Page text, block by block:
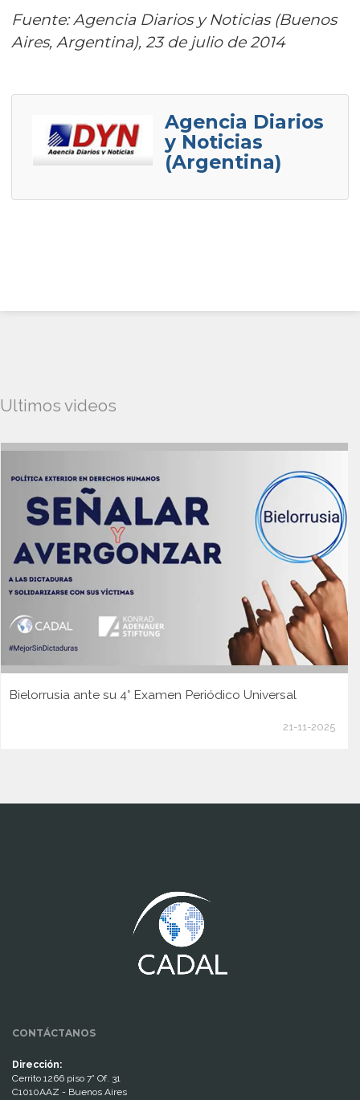
Fuente: Agencia Diarios y Noticias (Buenos
Aires, Argentina), 23 de julio de 2014
Agencia Diarios
y Noticias
(Argentina)
Ultimos videos
Bielorrusia ante su 4° Examen Periódico Universal
21-11-2025
CONTÁCTANOS
Dirección:
Cerrito 1266 piso 7° Of. 31
C1010AAZ - Buenos Aires